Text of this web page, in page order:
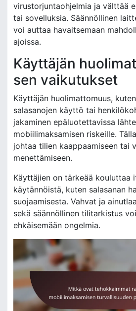
virustorjuntaohjelmia ja välttää
tai sovelluksia. Säännöllinen
voi auttaa havaitsemaan
ajoissa.
Käyttäjän
sen vaikutukset
Käyttäjän huolimattomuus,
salasanojen käyttö tai
jakaminen epäluotettavissa
mobiilimaksamisen riskeille.
johtaa tilien kaappaamiseen tai
menettämiseen.
Käyttäjien on tärkeää kouluttaa
käytännöistä, kuten salasanan
suojaamisesta. Vahvat ja
sekä säännöllinen tilitarkistus
ehkäisemään ongelmia.